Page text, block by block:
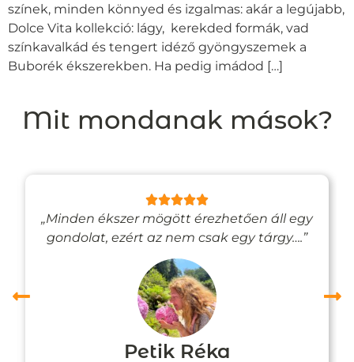
színek, minden könnyed és izgalmas: akár a legújabb,
Dolce Vita kollekció: lágy, kerekded formák, vad
színkavalkád és tengert idéző gyöngyszemek a
Buborék ékszerekben. Ha pedig imádod […]
Mit mondanak mások?
„Minden ékszer mögött érezhetően áll egy
gondolat, ezért az nem csak egy tárgy….”
Petik Réka